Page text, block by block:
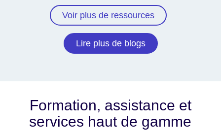
Voir plus de ressources
Lire plus de blogs
Formation, assistance et
services haut de gamme